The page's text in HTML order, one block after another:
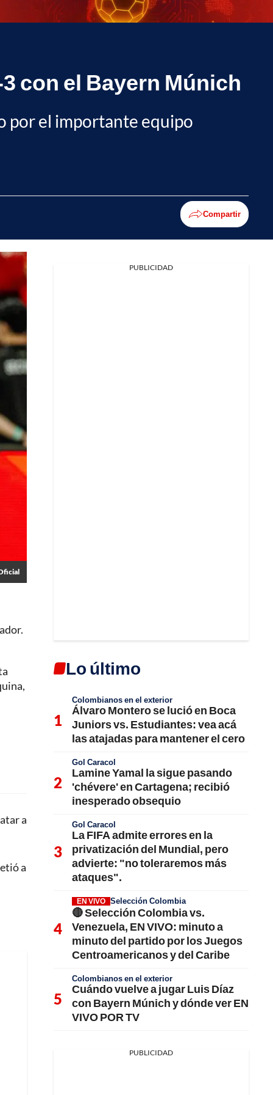
con el Bayern Múnich
por el importante equipo
Compartir
a
a
PUBLICIDAD
Lo último
Colombianos en el exterior
Álvaro Montero se lució en Boca
Juniors vs. Estudiantes: vea acá
las atajadas para mantener el cero
Gol Caracol
Lamine Yamal la sigue pasando
'chévere' en Cartagena; recibió
inesperado obsequio
Gol Caracol
La FIFA admite errores en la
privatización del Mundial, pero
advierte: "no toleraremos más
ataques".
EN VIVO Selección Colombia
🔴 Selección Colombia vs.
Venezuela, EN VIVO: minuto a
minuto del partido por los Juegos
Centroamericanos y del Caribe
Colombianos en el exterior
Cuándo vuelve a jugar Luis Díaz
con Bayern Múnich y dónde ver EN
VIVO POR TV
PUBLICIDAD